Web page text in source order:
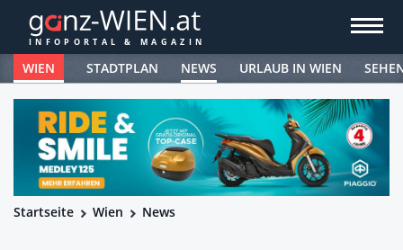
WIEN STADTPLAN NEWS URLAUB IN WIEN
Startseite Wien News